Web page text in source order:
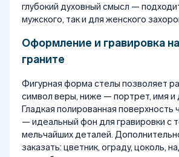
глубокий духовный смысл —
мужского, так и для женского
Оформление и гравировка
граните
Фигурная форма стелы позволяет
символ веры, ниже — портрет, имя и
Гладкая полированная поверхность
— идеальный фон для гравировки с
мельчайших деталей.
заказать: цветник, ограду, цоколь,